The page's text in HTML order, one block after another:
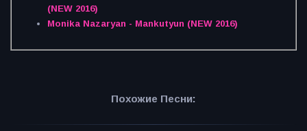
(NEW 2016)
Monika Nazaryan - Mankutyun (NEW 2016)
Похожие Песни: